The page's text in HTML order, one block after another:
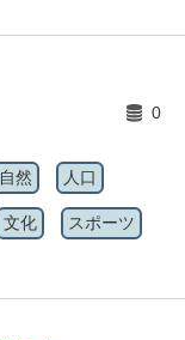
0
自然 人口
文化 スポーツ